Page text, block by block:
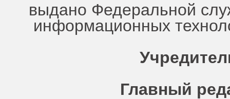
выдано Федеральной
информационных
Главный